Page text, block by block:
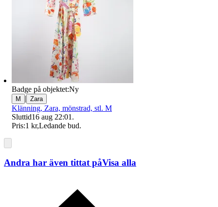
Badge på objektet:Ny
M | Zara
Klänning, Zara, mönstrad, stl. M
Sluttid16 aug 22:01 .
Pris:1 kr,Ledande bud.
Andra har även tittat påVisa alla